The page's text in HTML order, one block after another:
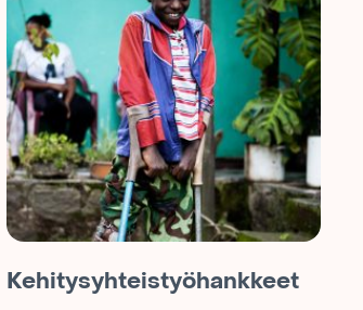
Kehitysyhteistyöhankkeet